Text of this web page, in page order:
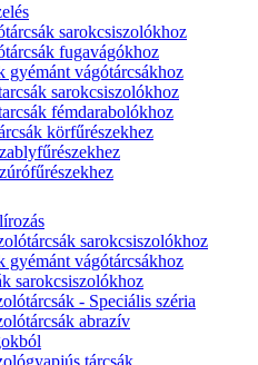
sarokcsiszolókhoz
fugavágókhoz
gyémánt vágótárcsákhoz
sarokcsiszolókhoz
fémdarabolókhoz
körfűrészekhez
sarokcsiszolókhoz
gyémánt vágótárcsákhoz
sarokcsiszolókhoz
- Speciális széria
abrazív
tárcsák